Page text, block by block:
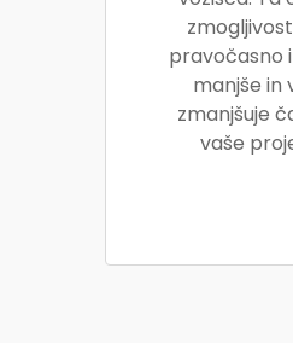
pravočasno
manjše in
zmanjšuje
vaše